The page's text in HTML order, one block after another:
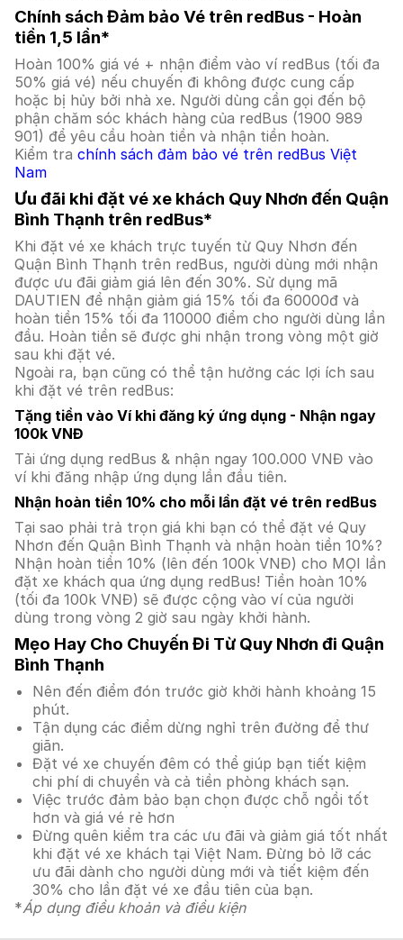
Chính sách Đảm bảo Vé trên redBus - Hoàn
tiền 1,5 lần*
Hoàn 100% giá vé + nhận điểm vào ví redBus (tối đa
50% giá vé) nếu chuyến đi không được cung cấp
hoặc bị hủy bởi nhà xe. Người dùng cần gọi đến bộ
phận chăm sóc khách hàng của redBus (1900 989
901) để yêu cầu hoàn tiền và nhận tiền hoàn.
Kiểm tra chính sách đảm bảo vé trên redBus Việt
Nam
Ưu đãi khi đặt vé xe khách Quy Nhơn đến Quận
Bình Thạnh trên redBus*
Khi đặt vé xe khách trực tuyến từ Quy Nhơn đến
Quận Bình Thạnh trên redBus, người dùng mới nhận
được ưu đãi giảm giá lên đến 30%. Sử dụng mã
DAUTIEN để nhận giảm giá 15% tối đa 60000đ và
hoàn tiền 15% tối đa 110000 điểm cho người dùng lần
đầu. Hoàn tiền sẽ được ghi nhận trong vòng một giờ
sau khi đặt vé.
Ngoài ra, bạn cũng có thể tận hưởng các lợi ích sau
khi đặt vé trên redBus:
Tặng tiền vào Ví khi đăng ký ứng dụng - Nhận ngay
100k VNĐ
Tải ứng dụng redBus & nhận ngay 100.000 VNĐ vào
ví khi đăng nhập ứng dụng lần đầu tiên.
Nhận hoàn tiền 10% cho mỗi lần đặt vé trên redBus
Tại sao phải trả trọn giá khi bạn có thể đặt vé Quy
Nhơn đến Quận Bình Thạnh và nhận hoàn tiền 10%?
Nhận hoàn tiền 10% (lên đến 100k VNĐ) cho MỌI lần
đặt xe khách qua ứng dụng redBus! Tiền hoàn 10%
(tối đa 100k VNĐ) sẽ được cộng vào ví của người
dùng trong vòng 2 giờ sau ngày khởi hành.
Mẹo Hay Cho Chuyến Đi Từ Quy Nhơn đi Quận
Bình Thạnh
Nên đến điểm đón trước giờ khởi hành khoảng 15
phút.
Tận dụng các điểm dừng nghỉ trên đường để thư
giãn.
Đặt vé xe chuyến đêm có thể giúp bạn tiết kiệm
chi phí di chuyển và cả tiền phòng khách sạn.
Việc trước đảm bảo bạn chọn được chỗ ngồi tốt
hơn và giá vé rẻ hơn
Đừng quên kiểm tra các ưu đãi và giảm giá tốt nhất
khi đặt vé xe khách tại Việt Nam. Đừng bỏ lỡ các
ưu đãi dành cho người dùng mới và tiết kiệm đến
30% cho lần đặt vé xe đầu tiên của bạn.
*Áp dụng điều khoản và điều kiện